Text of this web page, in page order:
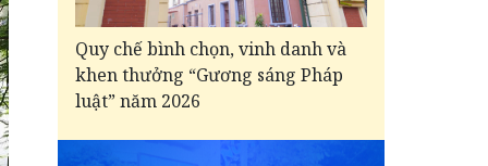
Quy chế bình chọn, vinh danh và
khen thưởng “Gương sáng Pháp
luật” năm 2026